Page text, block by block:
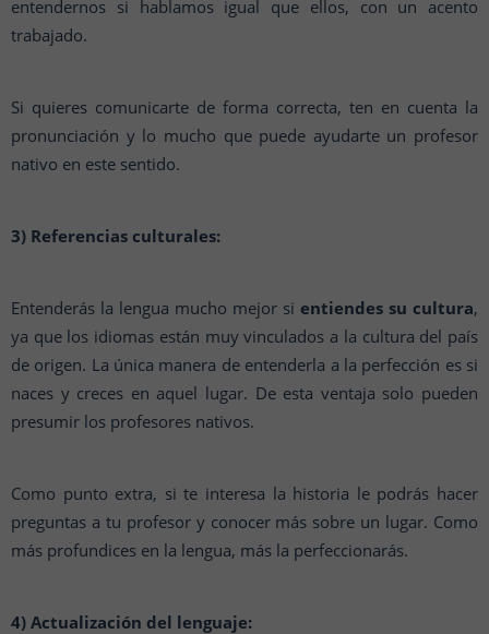
entendernos si hablamos igual que ellos, con un acento
trabajado.
Si quieres comunicarte de forma correcta, ten en cuenta la
pronunciación y lo mucho que puede ayudarte un profesor
nativo en este sentido.
3) Referencias culturales:
Entenderás la lengua mucho mejor si entiendes su cultura,
ya que los idiomas están muy vinculados a la cultura del país
de origen. La única manera de entenderla a la perfección es si
naces y creces en aquel lugar. De esta ventaja solo pueden
presumir los profesores nativos.
Como punto extra, si te interesa la historia le podrás hacer
preguntas a tu profesor y conocer más sobre un lugar. Como
más profundices en la lengua, más la perfeccionarás.
4) Actualización del lenguaje: